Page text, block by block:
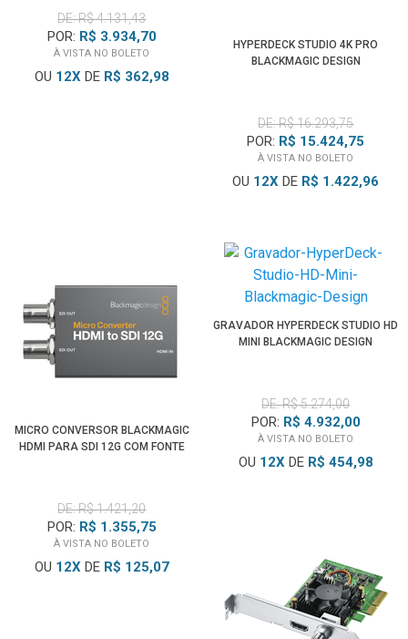
DE: R$ 4.131,43
POR: R$ 3.934,70
À VISTA NO BOLETO
OU 12XDE R$ 362,98
HYPERDECK STUDIO 4K PRO
BLACKMAGIC DESIGN
DE: R$ 16.293,75
POR: R$ 15.424,75
À VISTA NO BOLETO
OU 12X DE R$ 1.422,96
MICRO CONVERSOR BLACKMAGIC
HDMI PARA SDI 12G COM FONTE
DE: R$ 1.421,20
POR: R$ 1.355,75
À VISTA NO BOLETO
OU 12XDE R$ 125,07
GRAVADOR HYPERDECK STUDIO HD
MINI BLACKMAGIC DESIGN
DE: R$ 5.274,00
POR: R$ 4.932,00
À VISTA NO BOLETO
OU 12XDE R$ 454,98